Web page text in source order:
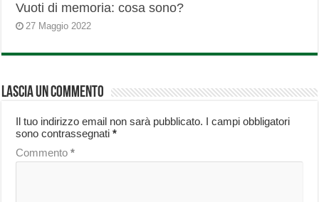
Vuoti di memoria: cosa sono?
27 Maggio 2022
Lascia un commento
Il tuo indirizzo email non sarà pubblicato. I campi obbligatori
sono contrassegnati*
Commento*